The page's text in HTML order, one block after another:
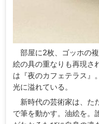
部屋に2枚、ゴッホの
絵の具の重なりも再現さ
は『夜のカフェテラス』
光に溢れている。
新時代の芸術家は、た
で筆を動かす。油絵を。